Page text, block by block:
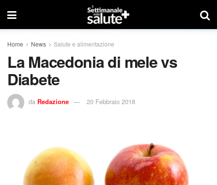
Home News Salute e alimentazione
La Macedonia di mele vs
Diabete
da Redazione 20 Febbraio 2018